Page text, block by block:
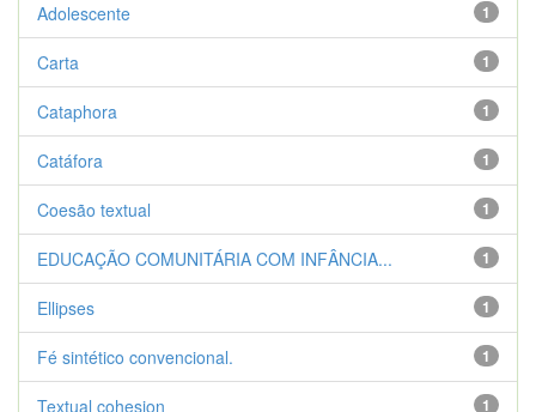
1
Adolescente
1
Carta
1
Cataphora
1
Catáfora
1
Coesão textual
1
EDUCAÇÃO COMUNITÁRIA COM INFÂNCIA...
1
Ellipses
1
Fé sintético convencional.
1
Textual cohesion